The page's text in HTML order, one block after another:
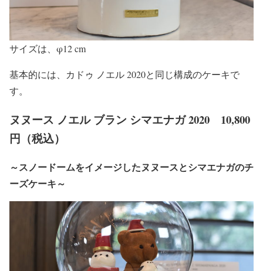
サイズは、φ12 cm
基本的には、カドゥ ノエル 2020と同じ構成のケーキで
す。
ヌヌース ノエル ブラン シマエナガ 2020 10,800
円（税込）
～スノードームをイメージしたヌヌースとシマエナガのチ
ーズケーキ～